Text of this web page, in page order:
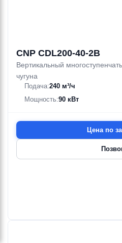
CNP CDL200-40-2B
Вертикальный
чугуна
Подача:240 м³/ч
Мощность:90 кВт
Цена по